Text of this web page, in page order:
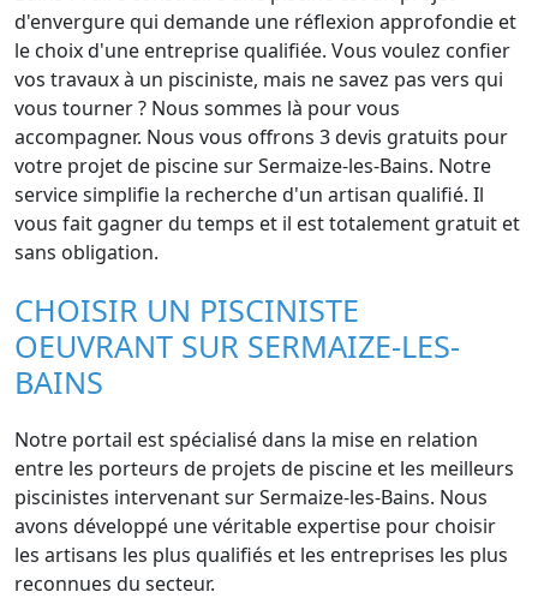
d'envergure qui demande une réflexion approfondie et
le choix d'une entreprise qualifiée. Vous voulez confier
vos travaux à un pisciniste, mais ne savez pas vers qui
vous tourner ? Nous sommes là pour vous
accompagner. Nous vous offrons 3 devis gratuits pour
votre projet de piscine sur Sermaize-les-Bains. Notre
service simplifie la recherche d'un artisan qualifié. Il
vous fait gagner du temps et il est totalement gratuit et
sans obligation.
CHOISIR UN PISCINISTE
OEUVRANT SUR SERMAIZE-LES-
BAINS
Notre portail est spécialisé dans la mise en relation
entre les porteurs de projets de piscine et les meilleurs
piscinistes intervenant sur Sermaize-les-Bains. Nous
avons développé une véritable expertise pour choisir
les artisans les plus qualifiés et les entreprises les plus
reconnues du secteur.